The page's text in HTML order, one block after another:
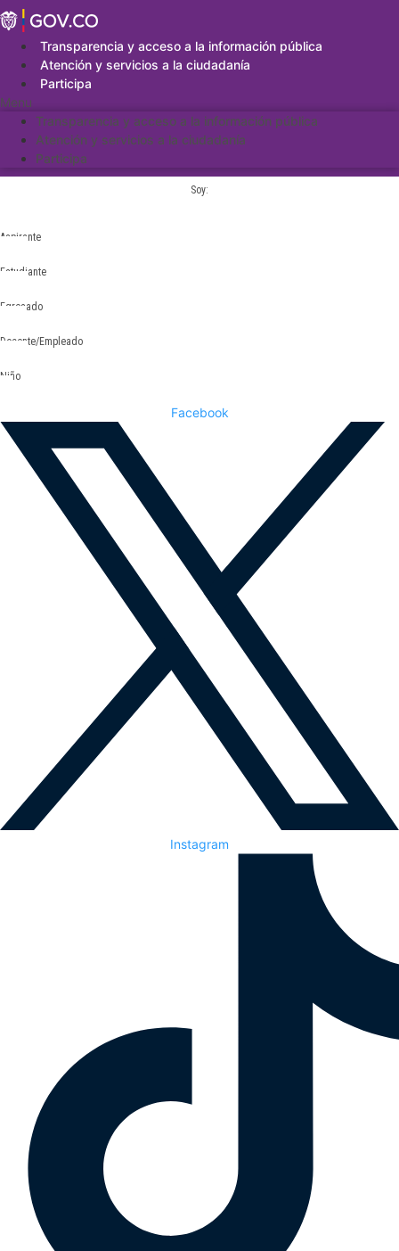
Saltar
al
contenidoTransparencia y acceso a la información pública
Atención y servicios a la ciudadanía
Participa
Menu
Transparencia y acceso a la información pública
Atención y servicios a la ciudadanía
Participa
Soy:
Aspirante
Estudiante
Egresado
Docente/Empleado
Niño
Facebook
Instagram